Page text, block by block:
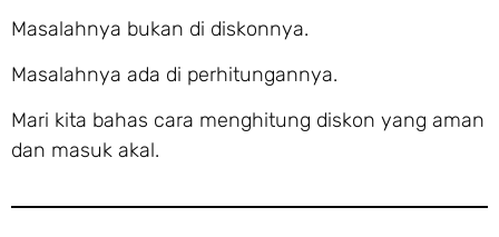
Masalahnya bukan di diskonnya.
Masalahnya ada di perhitungannya.
Mari kita bahas cara menghitung diskon yang aman
dan masuk akal.